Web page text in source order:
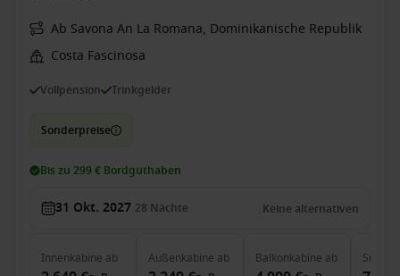
Ab Savona An La Romana, Dominikanische Republik
Costa Fascinosa
Vollpension Trinkgelder
Sonderpreise
Bis zu 299 € Bordguthaben
31 Okt. 2027 28 Nächte Keine alternativen
Innenkabine ab Außenkabine ab Balkonkabine ab Suite